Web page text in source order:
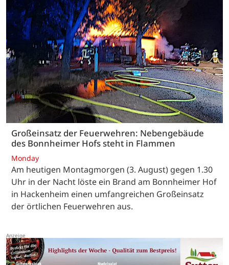
Großeinsatz der Feuerwehren: Nebengebäude
des Bonnheimer Hofs steht in Flammen
Monday
Am heutigen Montagmorgen (3. August) gegen 1.30
Uhr in der Nacht löste ein Brand am Bonnheimer Hof
in Hackenheim einen umfangreichen Großeinsatz
der örtlichen Feuerwehren aus.